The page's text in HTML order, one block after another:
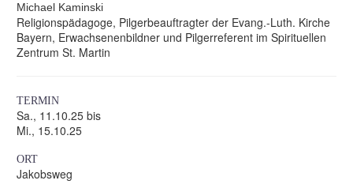
Michael Kaminski
Religionspädagoge, Pilgerbeauftragter der Evang.-Luth. Kirche
Bayern, Erwachsenenbildner und Pilgerreferent im Spirituellen
Zentrum St. Martin
TERMIN
Sa., 11.10.25 bis
Mi., 15.10.25
ORT
Jakobsweg